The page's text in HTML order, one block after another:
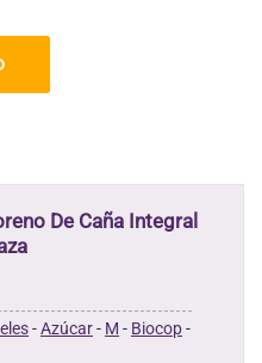
De Caña Integral
-Azúcar- M - Biocop-